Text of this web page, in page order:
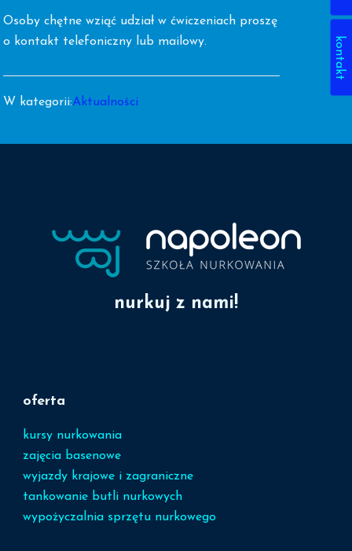
kontakt
Osoby chętne wziąć udział w ćwiczeniach proszę
o kontakt telefoniczny lub mailowy.
W kategorii:Aktualności
nurkuj z nami!
oferta
kursy nurkowania
zajęcia basenowe
wyjazdy krajowe i zagraniczne
tankowanie butli nurkowych
wypożyczalnia sprzętu nurkowego